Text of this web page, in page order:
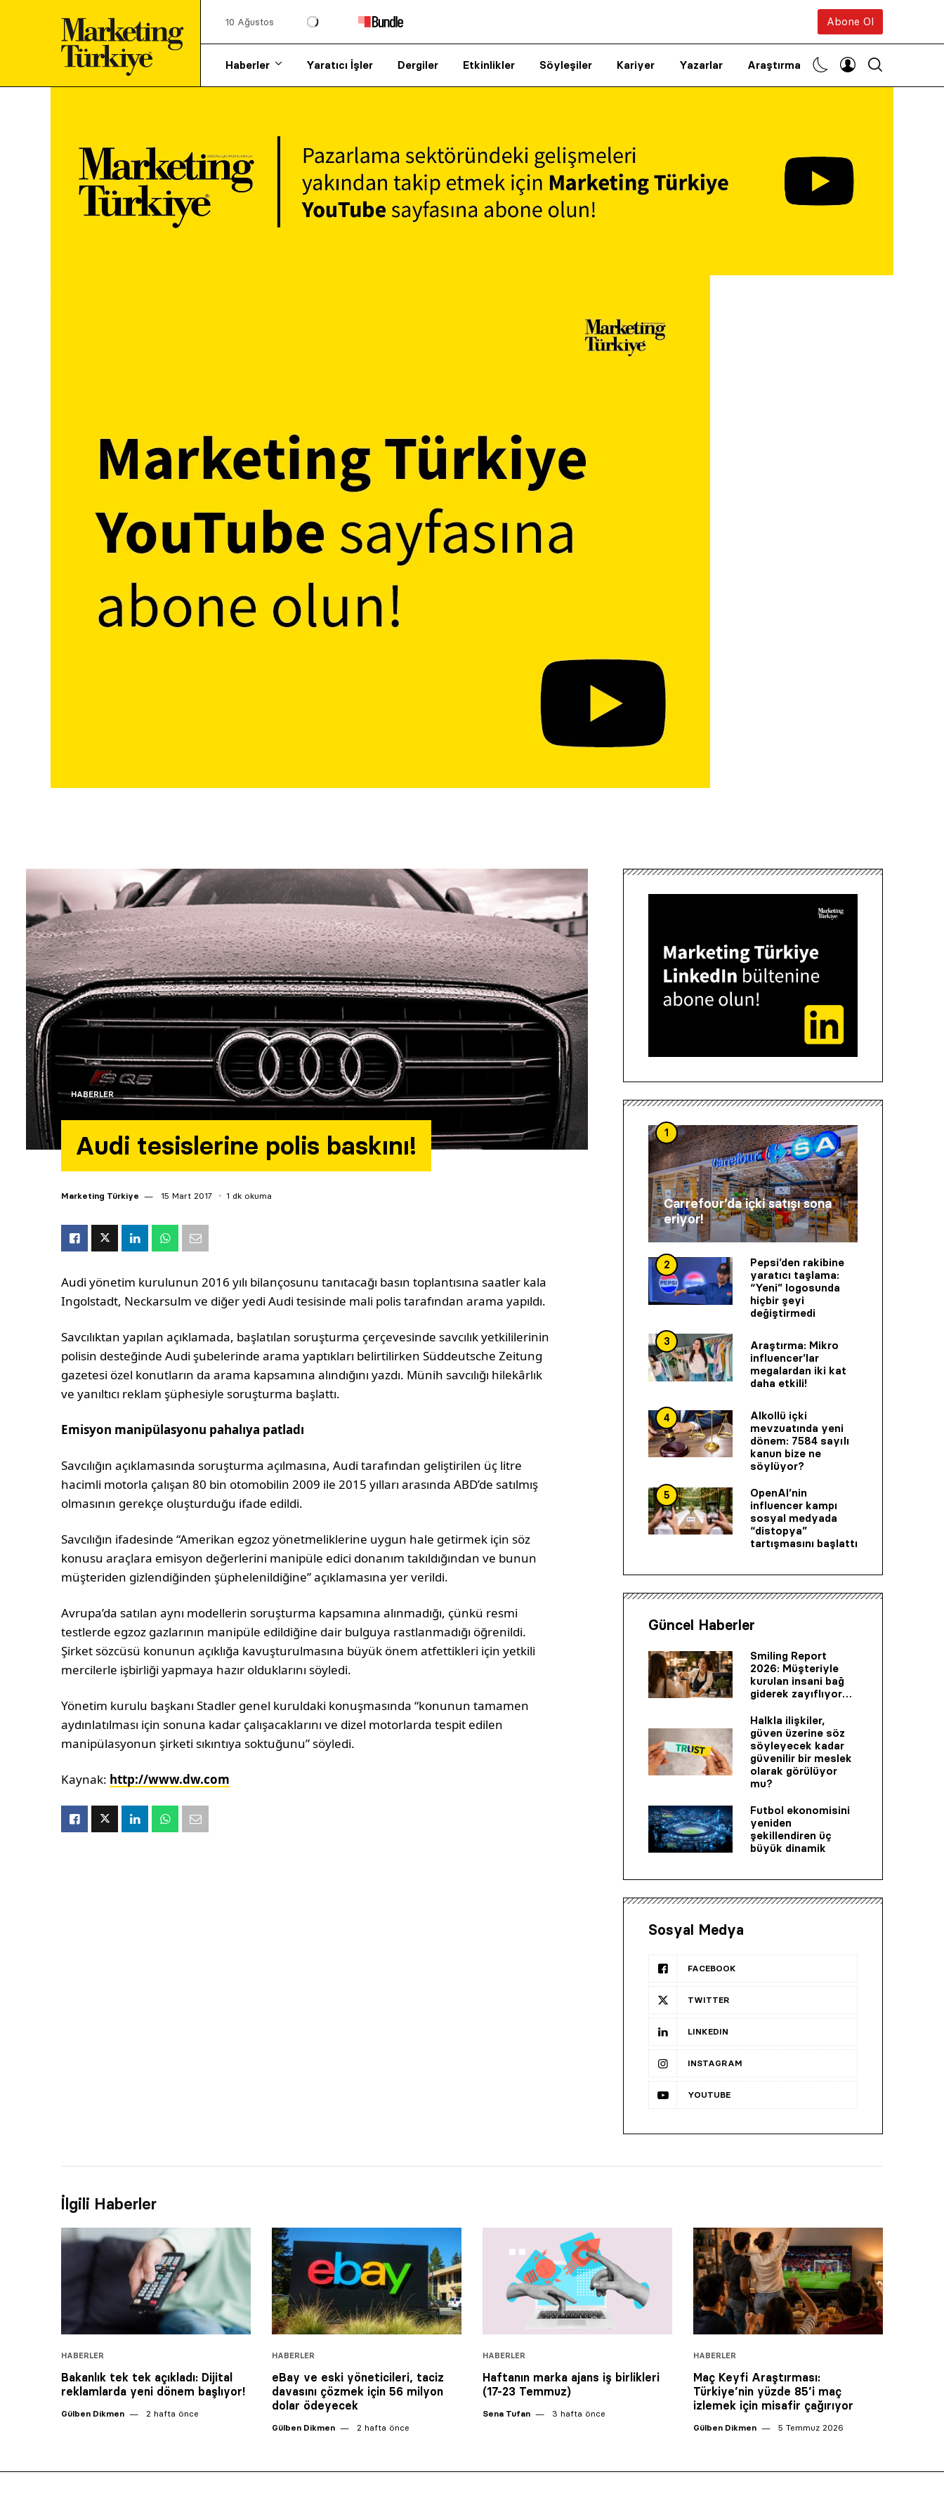
10 Ağustos Abone Ol
Haberler Yaratıcı İşler Dergiler Etkinlikler Söyleşiler Kariyer Yazarlar Araştırma
HABERLER
Audi tesislerine polis baskını!
Marketing Türkiye 15 Mart 2017 1 dk okuma
Audi yönetim kurulunun 2016 yılı bilançosunu tanıtacağı basın toplantısına saatler kala
Ingolstadt, Neckarsulm ve diğer yedi Audi tesisinde mali polis tarafından arama yapıldı.
Savcılıktan yapılan açıklamada, başlatılan soruşturma çerçevesinde savcılık yetkililerinin
polisin desteğinde Audi şubelerinde arama yaptıkları belirtilirken Süddeutsche Zeitung
gazetesi özel konutların da arama kapsamına alındığını yazdı. Münih savcılığı hilekârlık
ve yanıltıcı reklam şüphesiyle soruşturma başlattı.
Emisyon manipülasyonu pahalıya patladı
Savcılığın açıklamasında soruşturma açılmasına, Audi tarafından geliştirilen üç litre
hacimli motorla çalışan 80 bin otomobilin 2009 ile 2015 yılları arasında ABD’de satılmış
olmasının gerekçe oluşturduğu ifade edildi.
Savcılığın ifadesinde “Amerikan egzoz yönetmeliklerine uygun hale getirmek için söz
konusu araçlara emisyon değerlerini manipüle edici donanım takıldığından ve bunun
müşteriden gizlendiğinden şüphelenildiğine” açıklamasına yer verildi.
Avrupa’da satılan aynı modellerin soruşturma kapsamına alınmadığı, çünkü resmi
testlerde egzoz gazlarının manipüle edildiğine dair bulguya rastlanmadığı öğrenildi.
Şirket sözcüsü konunun açıklığa kavuşturulmasına büyük önem atfettikleri için yetkili
mercilerle işbirliği yapmaya hazır olduklarını söyledi.
Yönetim kurulu başkanı Stadler genel kuruldaki konuşmasında “konunun tamamen
aydınlatılması için sonuna kadar çalışacaklarını ve dizel motorlarda tespit edilen
manipülasyonun şirketi sıkıntıya soktuğunu” söyledi.
Kaynak: http://www.dw.com
1
Carrefour’da içki satışı sona
eriyor!
2
Pepsi’den rakibine
yaratıcı taşlama:
“Yeni” logosunda
hiçbir şeyi
değiştirmedi
3
Araştırma: Mikro
influencer’lar
megalardan iki kat
daha etkili!
4
Alkollü içki
mevzuatında yeni
dönem: 7584 sayılı
kanun bize ne
söylüyor?
5
OpenAI’nin
influencer kampı
sosyal medyada
“distopya”
tartışmasını başlattı
Güncel Haberler
Smiling Report
2026: Müşteriyle
kurulan insani bağ
giderek zayıflıyor…
Halkla ilişkiler,
güven üzerine söz
söyleyecek kadar
güvenilir bir mes­lek
olarak görülüyor
mu?
Futbol ekonomisini
yeniden
şekillendiren üç
büyük dinamik
Sosyal Medya
FACEBOOK
TWITTER
LINKEDIN
INSTAGRAM
YOUTUBE
İlgili Haberler
HABERLER
Bakanlık tek tek açıkladı: Dijital
reklamlarda yeni dönem başlıyor!
Gülben Dikmen 2 hafta önce
HABERLER
eBay ve eski yöneticileri, taciz
davasını çözmek için 56 milyon
dolar ödeyecek
Gülben Dikmen 2 hafta önce
HABERLER
Haftanın marka ajans iş birlikleri
(17-23 Temmuz)
Sena Tufan 3 hafta önce
HABERLER
Maç Keyfi Araştırması:
Türkiye’nin yüzde 85’i maç
izlemek için misafir çağırıyor
Gülben Dikmen 5 Temmuz 2026